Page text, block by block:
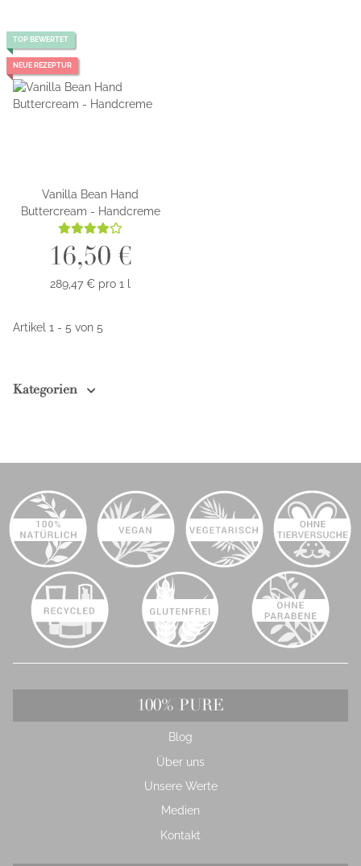
TOP BEWERTET
NEUE REZEPTUR
Vanilla Bean Hand
Buttercream - Handcreme
16,50 €
289,47 € pro 1 l
Artikel 1 - 5 von 5
Kategorien
100% PURE
Blog
Über uns
Unsere Werte
Medien
Kontakt